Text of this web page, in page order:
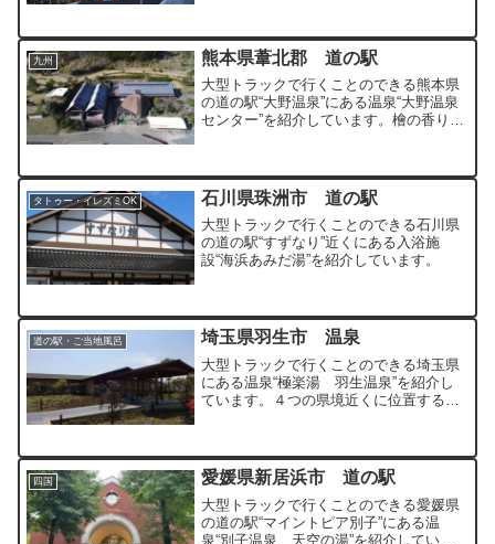
九州 熊本県葦北郡 道の駅
大型トラックで行くことのできる熊本県
の道の駅“大野温泉”にある温泉“大野温泉
センター”を紹介しています。檜の香りが
タトゥー・イレズミOK 石川県珠洲市 道の駅
大型トラックで行くことのできる石川県
の道の駅“すずなり”近くにある入浴施
設“海浜あみだ湯”を紹介しています。
道の駅・ご当地風呂 埼玉県羽生市 温泉
大型トラックで行くことのできる埼玉県
にある温泉“極楽湯 羽生温泉”を紹介し
ています。４つの県境近くに位置する規
四国 愛媛県新居浜市 道の駅
大型トラックで行くことのできる愛媛県
の道の駅“マイントピア別子”にある温
泉“別子温泉 天空の湯”を紹介していま